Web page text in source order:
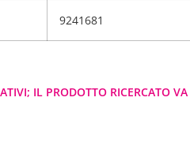
9241681
IL PRODOTTO RICERCATO